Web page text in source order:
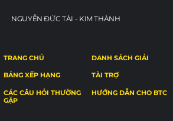
NGUYỄN ĐỨC TÀI - KIM THÀNH
TRANG CHỦ DANH SÁCH GIẢI
BẢNG XẾP HẠNG TÀI TRỢ
CÁC CÂU HỎI THƯỜNG
GẶP
HƯỚNG DẪN CHO BTC